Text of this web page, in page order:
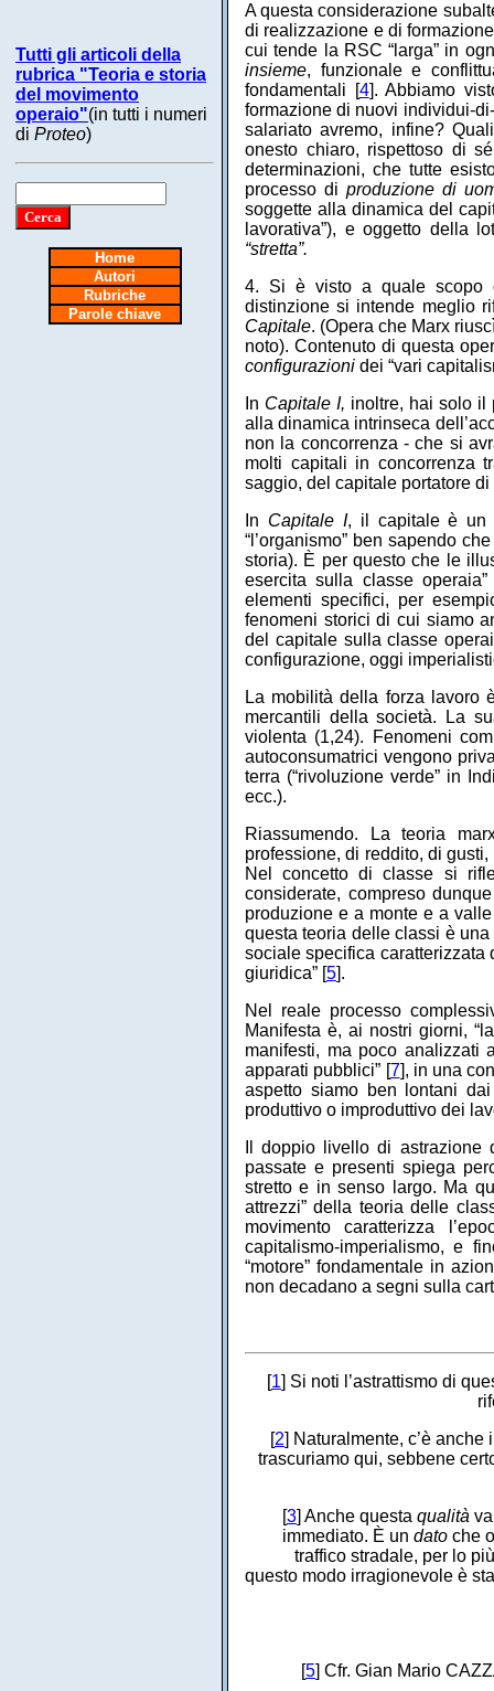
Tutti gli articoli della
rubrica "Teoria e storia
del movimento
operaio"(in tutti i numeri
di Proteo)
Home
Autori
Rubriche
Parole chiave
A questa considerazione
di realizzazione e di
cui tende la RSC “larga” in
insieme, funzionale e
fondamentali [4]. Abbiamo
formazione di nuovi individui-
salariato avremo, infine?
onesto chiaro, rispettoso di
determinazioni, che tutte
processo di produzione di
soggette alla dinamica del
lavorativa”), e oggetto della
“stretta”.
4. Si è visto a quale scopo
distinzione si intende meglio
Capitale. (Opera che Marx
noto). Contenuto di questa
configurazioni dei “vari
In Capitale I, inoltre, hai solo il
alla dinamica intrinseca
non la concorrenza - che si
molti capitali in concorrenza
saggio, del capitale portatore
In Capitale I, il capitale è
“l’organismo” ben sapendo
storia). È per questo che le
esercita sulla classe
elementi specifici, per
fenomeni storici di cui siamo
del capitale sulla classe
configurazione, oggi
La mobilità della forza lavoro
mercantili della società. La
violenta (1,24). Fenomeni
autoconsumatrici vengono
terra (“rivoluzione verde” in
ecc.).
Riassumendo. La teoria
professione, di reddito, di
Nel concetto di classe si
considerate, compreso
produzione e a monte e a
questa teoria delle classi è
sociale specifica caratterizzata
giuridica” [5].
Nel reale processo
Manifesta è, ai nostri giorni,
manifesti, ma poco analizzati
apparati pubblici” [7], in una
aspetto siamo ben lontani
produttivo o improduttivo dei
Il doppio livello di
passate e presenti spiega
stretto e in senso largo. Ma
attrezzi” della teoria delle
movimento caratterizza
capitalismo-imperialismo, e
“motore” fondamentale in
non decadano a segni sulla
[1] Si noti l’astrattismo di
[2] Naturalmente, c’è
trascuriamo qui, sebbene
[3] Anche questa qualità
immediato. È un dato che
traffico stradale, per lo
questo modo irragionevole è
[5] Cfr. Gian Mario